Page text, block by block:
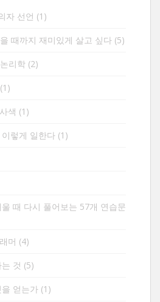
자 선언 (1)
때까지 재미있게 살고 싶다 (5)
리학 (2)
(1)
색 (1)
렇게 일한다 (1)
때 다시 풀어보는 57개 연습문
머 (4)
것 (5)
얻는가 (1)